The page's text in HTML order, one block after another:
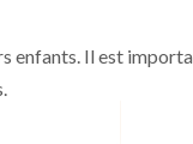
enfants. Il est